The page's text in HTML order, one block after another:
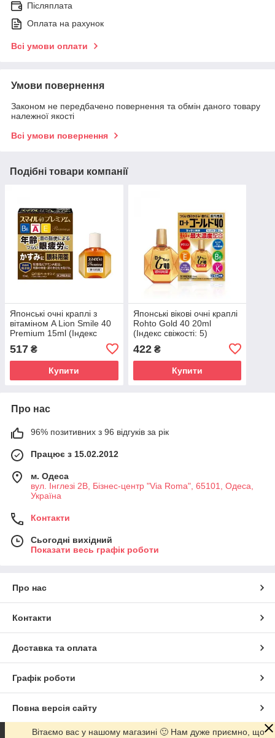
Післяплата
Оплата на рахунок
Всі умови оплати
Умови повернення
Законом не передбачено повернення та обмін даного товару
належної якості
Всі умови повернення
Подібні товари компанії
Японські очні краплі з
вітаміном A Lion Smile 40
Premium 15ml (Індекс
517 ₴
Купити
Японські вікові очні краплі
Rohto Gold 40 20ml
(Індекс свіжості: 5)
422₴
Купити
Про нас
96% позитивних з 96 відгуків за рік
Працює з 15.02.2012
м. Одеса
вул. Інглезі 2В, Бізнес-центр "Via Roma", 65101, Одеса,
Україна
Контакти
Сьогодні вихідний
Показати весь графік роботи
Про нас
Контакти
Доставка та оплата
Графік роботи
Повна версія сайту
Вітаємо вас у нашому магазині 🙂 Нам дуже приємно, що